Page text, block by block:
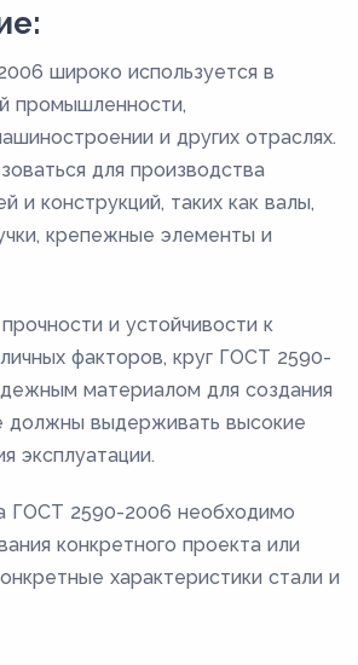
широко используется в
промышленности,
и других отраслях.
для производства
и конструкций, таких как валы,
крепежные элементы и
и устойчивости к
факторов, круг ГОСТ 2590-
материалом для создания
должны выдерживать высокие
эксплуатации.
ГОСТ 2590-2006 необходимо
конкретного проекта или
характеристики стали и